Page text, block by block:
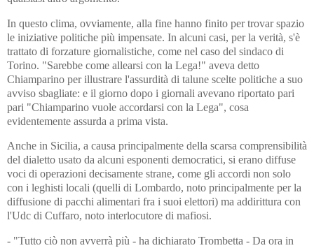
In questo clima, ovviamente, alla fine hanno finito per trovar spazio
le iniziative politiche più impensate. In alcuni casi, per la verità, s'è
trattato di forzature giornalistiche, come nel caso del sindaco di
Torino. "Sarebbe come allearsi con la Lega!" aveva detto
Chiamparino per illustrare l'assurdità di talune scelte politiche a suo
avviso sbagliate: e il giorno dopo i giornali avevano riportato pari
pari "Chiamparino vuole accordarsi con la Lega", cosa
evidentemente assurda a prima vista.
Anche in Sicilia, a causa principalmente della scarsa comprensibilità
del dialetto usato da alcuni esponenti democratici, si erano diffuse
voci di operazioni decisamente strane, come gli accordi non solo
con i leghisti locali (quelli di Lombardo, noto principalmente per la
diffusione di pacchi alimentari fra i suoi elettori) ma addirittura con
l'Udc di Cuffaro, noto interlocutore di mafiosi.
- "Tutto ciò non avverrà più - ha dichiarato Trombetta - Da ora in